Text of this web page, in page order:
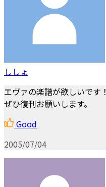
ししょ
エヴァの楽譜が欲しいです！
ぜひ復刊お願いします。
Good
2005/07/04